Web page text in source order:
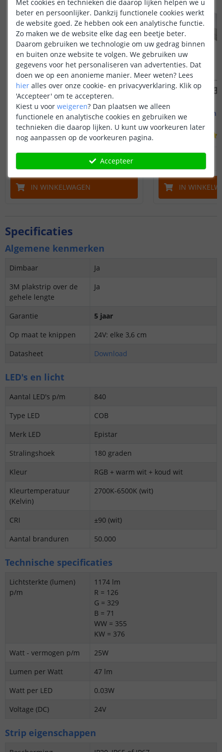
Led strip profiel breed
19 mm - compleet 1M
( 8 reviews)
14,95
IN WINKELWAGEN
1M -
Opbouw -
IN
Specificaties
Algemene kenmerken
Dimbaar
Ja
3M plakstrip over de
gehele lengte
Ja
Garantie
5 jaar
Op maat te knippen
24V: elke 3,6 cm
Datasheet
Download
LED's en licht
Aantal LED's p/m
840
Type LED
COB
Merk LED
Epistar
Stralingshoek
180 graden
Kleur
RGB + warm wit + koud wit
Kleurtemperatuur
(Kelvin)
2700K-6500K (wit)
CRI
±90 (wit)
Aantal branduren
50.000
Technische specificaties
Lichtsterkte (lumen)
p/m
1174 lm
R = 126
G = 329
B = 71
WW = 355
KW = 376
Watt - vermogen p/m
25W
Lumen per Watt
47 lm
Watt per LED
0.03W
Voltage (DC)
24V
Strip eigenschappen
Met cookies en technieken die daarop lijken helpen we u
beter en persoonlijker. Dankzij functionele cookies werkt
de website goed. Ze hebben ook een analytische functie.
Zo maken we de website elke dag een beetje beter.
Daarom gebruiken we technologie om uw gedrag binnen
en buiten onze website te volgen. We gebruiken uw
gegevens voor het personaliseren van advertenties. Dat
doen we op een anonieme manier. Meer weten? Lees
hier alles over onze cookie- en privacyverklaring. Klik op
'Accepteer' om te accepteren.
Kiest u voor weigeren? Dan plaatsen we alleen
functionele en analytische cookies en gebruiken we
technieken die daarop lijken. U kunt uw voorkeuren later
nog aanpassen op de voorkeuren pagina.
Accepteer